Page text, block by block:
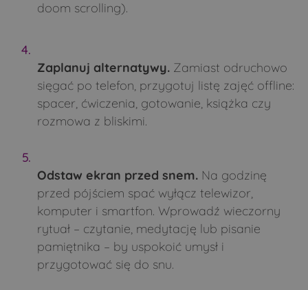
doom scrolling).
Zaplanuj alternatywy.Zamiast odruchowo
sięgać po telefon, przygotuj listę zajęć offline:
spacer, ćwiczenia, gotowanie, książka czy
rozmowa z bliskimi.
Odstaw ekran przed snem.Na godzinę
przed pójściem spać wyłącz telewizor,
komputer i smartfon. Wprowadź wieczorny
rytuał – czytanie, medytację lub pisanie
pamiętnika – by uspokoić umysł i
przygotować się do snu.